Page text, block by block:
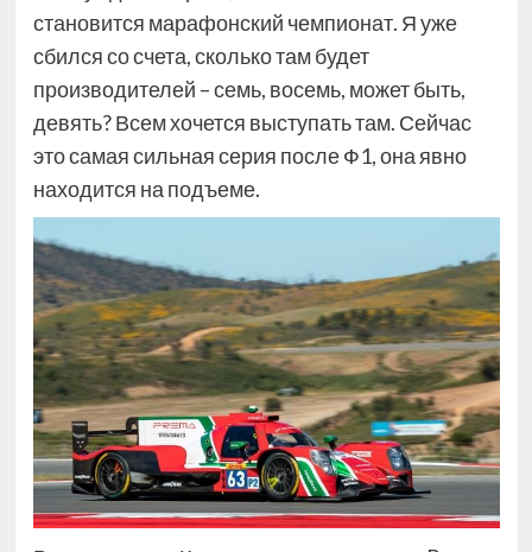
становится марафонский чемпионат. Я уже
сбился со счета, сколько там будет
производителей – семь, восемь, может быть,
девять? Всем хочется выступать там. Сейчас
это самая сильная серия после Ф1, она явно
находится на подъеме.